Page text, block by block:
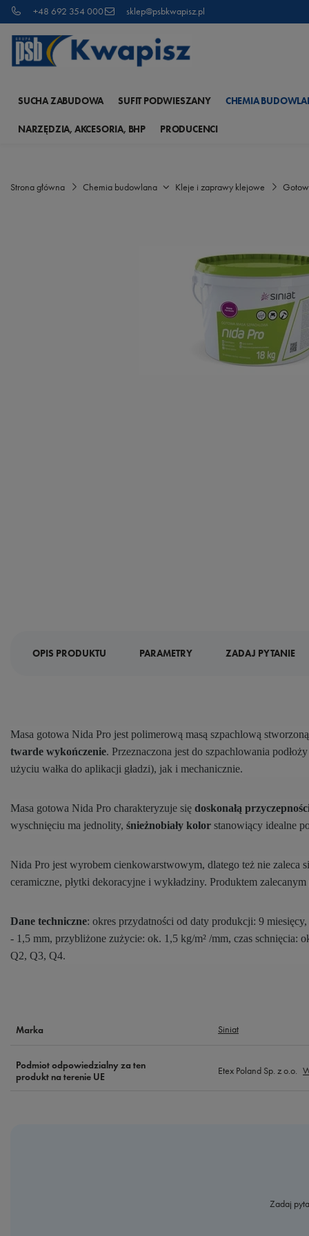
+48 692 354 000 sklep@psbkwapisz.pl
SUCHA ZABUDOWA SUFIT PODWIESZANY CHEMIA
NARZĘDZIA, AKCESORIA, BHP PRODUCENCI
Strona główna Chemia budowlana Kleje i zaprawy klejowe
OPIS PRODUKTU PARAMETRY ZADAJ PYTANIE
Masa gotowa Nida Pro jest polimerową masą szpachlową
twarde wykończenie. Przeznaczona jest do szpachlowania
użyciu wałka do aplikacji gładzi), jak i mechanicznie.
Masa gotowa Nida Pro charakteryzuje się doskonałą
wyschnięciu ma jednolity, śnieżnobiały kolor stanowiący idealne
Nida Pro jest wyrobem cienkowarstwowym, dlatego też nie zaleca
ceramiczne, płytki dekoracyjne i wykładziny. Produktem
Dane techniczne: okres przydatności od daty produkcji: 9
- 1,5 mm, przybliżone zużycie: ok. 1,5 kg/m² /mm, czas schnięcia:
Q2, Q3, Q4.
Marka Siniat
Podmiot odpowiedzialny za ten
produkt na terenie UE
Etex Poland Sp. z o.o.
Zadaj